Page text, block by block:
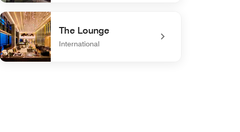
undefined SPARK 燎 屋顶酒吧
The Lounge
International